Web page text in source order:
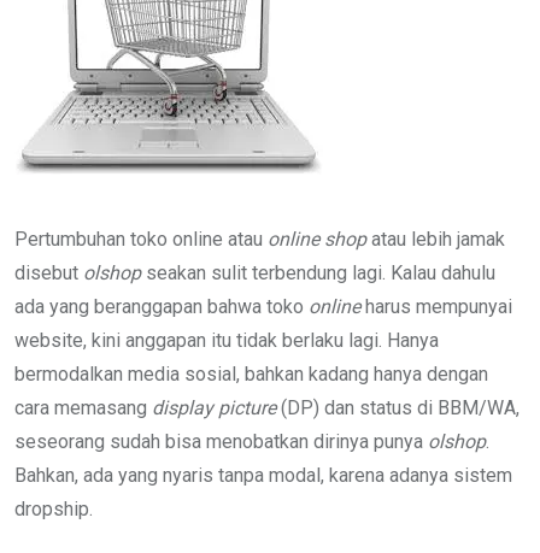
Pertumbuhan toko online atau online shopatau lebih jamak
disebut olshop seakan sulit terbendung lagi. Kalau dahulu
ada yang beranggapan bahwa toko onlineharus mempunyai
website, kini anggapan itu tidak berlaku lagi. Hanya
bermodalkan media sosial, bahkan kadang hanya dengan
cara memasang display picture(DP) dan status di BBM/WA,
seseorang sudah bisa menobatkan dirinya punya olshop.
Bahkan, ada yang nyaris tanpa modal, karena adanya sistem
dropship.